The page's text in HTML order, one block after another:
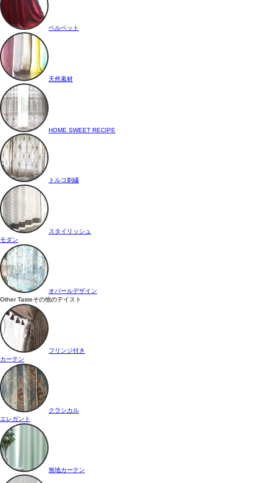
ベルベット
天然素材
HOME SWEET RECIPE
トルコ刺繍
スタイリッシュ
モダン
オパールデザイン
Other Tasteその他のテイスト
フリンジ付き
カーテン
クラシカル
エレガント
無地カーテン